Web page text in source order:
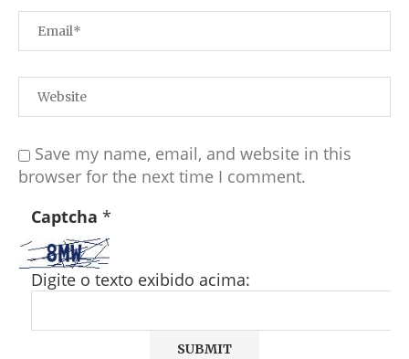
Save my name, email, and website in this
browser for the next time I comment.
Captcha *
Digite o texto exibido acima: